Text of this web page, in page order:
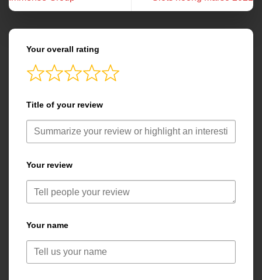
Your overall rating
Title of your review
Your review
Your name